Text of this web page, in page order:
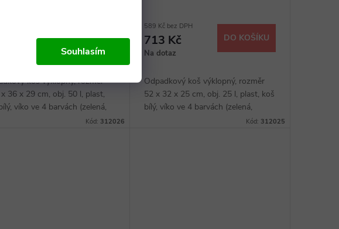
Souhlasím
DO KOŠÍKU
koš výklopný, rozměr
36 x 29 cm, obj. 50 l, plast,
víko ve 4 barvách (zelená,
Kód: 312026
589 Kč bez DPH
713 Kč
Na dotaz
DO KOŠÍKU
Odpadkový koš výklopný, rozměr
52 x 32 x 25 cm, obj. 25 l, plast, koš
bílý, víko ve 4 barvách (zelená,
Kód: 312025